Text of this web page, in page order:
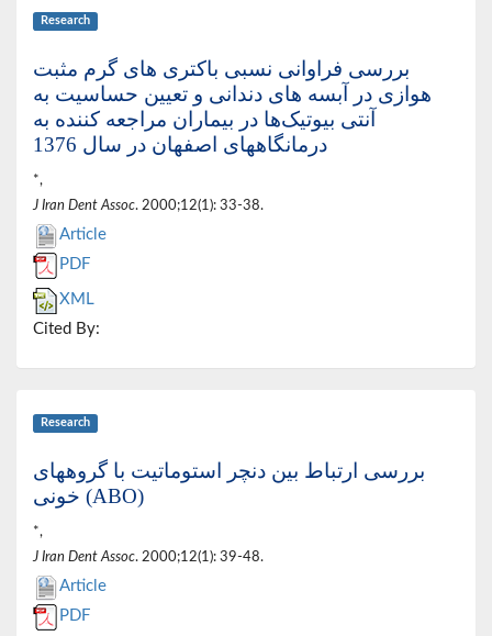
Research
بررسی فراوانی نسبی باکتری های گرم مثبت
هوازی در آبسه های دندانی و تعیین حساسیت به
آنتی بیوتیک‌ها در بیماران مراجعه کننده به
درمانگاههای اصفهان در سال 1376
*,
J Iran Dent Assoc. 2000;12(1): 33-38.
Article
PDF
XML
Cited By:
Research
بررسی ارتباط بین دنچر استوماتیت با گروههای
خونی (ABO)
*,
J Iran Dent Assoc. 2000;12(1): 39-48.
Article
PDF